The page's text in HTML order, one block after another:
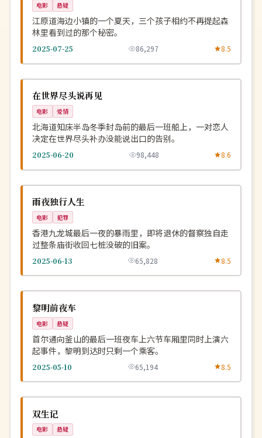
电影 悬疑
江原道海边小镇的一个夏天，三个孩子相约不再提起森
林里看到过的那个秘密。
2025-07-25 86,297 8.5
日本
在世界尽头说再见
电影 爱情
北海道知床半岛冬季封岛前的最后一班船上，一对恋人
决定在世界尽头补办没能说出口的告别。
2025-06-20 98,448 8.6
中国
雨夜独行人生
电影 犯罪
香港九龙城最后一夜的暴雨里，即将退休的督察独自走
过整条庙街收回七桩没破的旧案。
2025-06-13 65,828 8.5
韩国
黎明前夜车
电影 悬疑
首尔通向釜山的最后一班夜车上六节车厢里同时上演六
起事件，黎明到达时只剩一个乘客。
2025-05-10 65,194 8.5
中国
双生记
电影 悬疑